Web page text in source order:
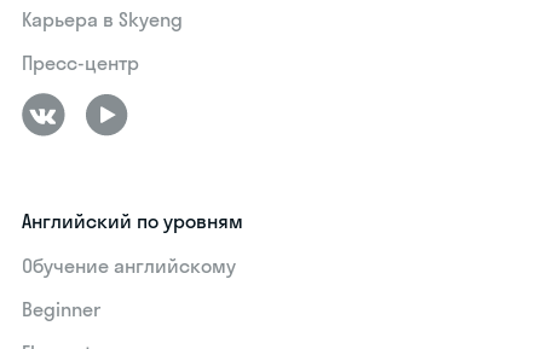
Карьера в Skyeng
Пресс-центр
Английский по уровням
Обучение английскому
Beginner